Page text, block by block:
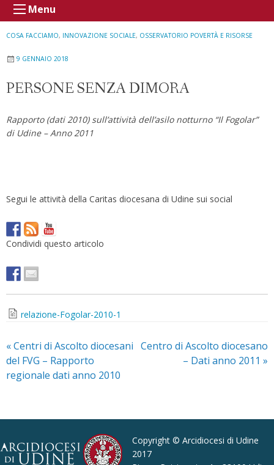
Menu
COSA FACCIAMO, INNOVAZIONE SOCIALE, OSSERVATORIO POVERTÀ E RISORSE
9 GENNAIO 2018
PERSONE SENZA DIMORA
Rapporto (dati 2010) sull’attività dell’asilo notturno “Il Fogolar”
di Udine – Anno 2011
Segui le attività della Caritas diocesana di Udine sui social
Condividi questo articolo
relazione-Fogolar-2010-1
«Centri di Ascolto diocesani
del FVG – Rapporto
regionale dati anno 2010
Centro di Ascolto diocesano
– Dati anno 2011 »
Copyright © Arcidiocesi di Udine
2017